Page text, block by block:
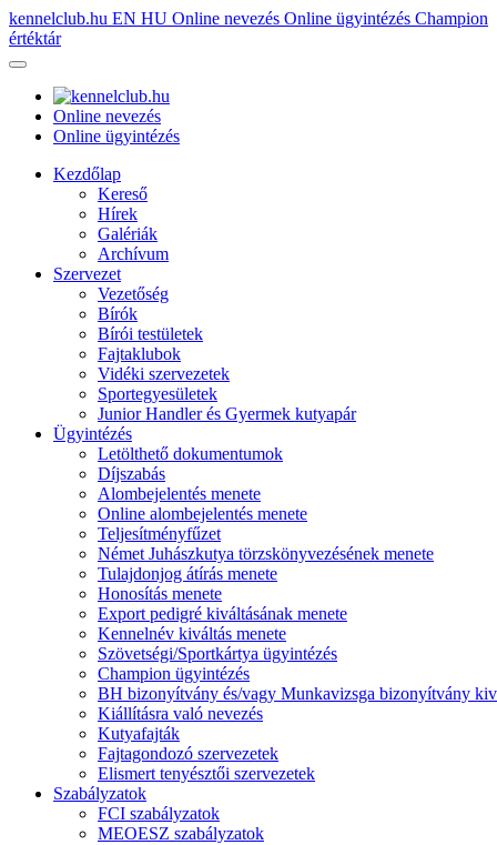
kennelclub.hu EN HU Online nevezés Online ügyintézés Champion
értéktár
Online nevezés
Online ügyintézés
Kezdőlap
Kereső
Hírek
Galériák
Archívum
Szervezet
Vezetőség
Bírók
Bírói testületek
Fajtaklubok
Vidéki szervezetek
Sportegyesületek
Junior Handler és Gyermek kutyapár
Ügyintézés
Letölthető dokumentumok
Díjszabás
Alombejelentés menete
Online alombejelentés menete
Teljesítményfűzet
Német Juhászkutya törzskönyvezésének menete
Tulajdonjog átírás menete
Honosítás menete
Export pedigré kiváltásának menete
Kennelnév kiváltás menete
Szövetségi/Sportkártya ügyintézés
Champion ügyintézés
BH bizonyítvány és/vagy Munkavizsga bizonyítvány
Kiállításra való nevezés
Kutyafajták
Fajtagondozó szervezetek
Elismert tenyésztői szervezetek
Szabályzatok
FCI szabályzatok
MEOESZ szabályzatok